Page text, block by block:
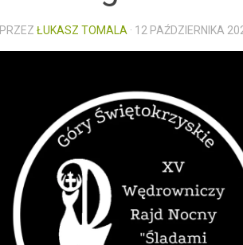
PRZEZ ŁUKASZ TOMALA · 12 PAŹDZIERNIKA